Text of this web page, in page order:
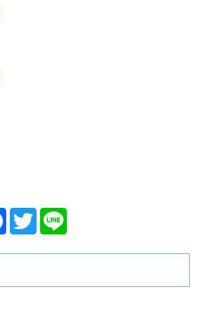
Facebook
Twitter